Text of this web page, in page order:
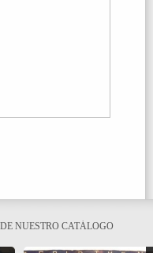
NUESTRO CATÁLOGO